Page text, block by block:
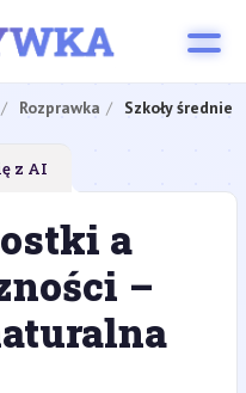
Rozprawka Szkoły średnie
z AI
a
–